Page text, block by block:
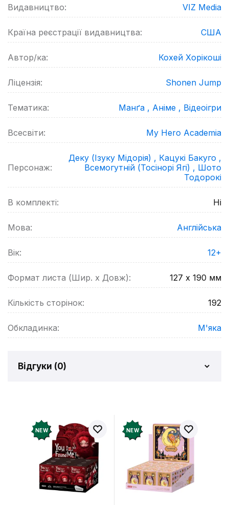
Видавництво: VIZ Media
Країна реєстрації видавництва: США
Автор/ка: Кохей Хорікоші
Ліцензія: Shonen Jump
Тематика: Манґа , Аніме , Відеоігри
Всесвіти: My Hero Academia
Персонаж:
Деку (Ізуку Мідорія) , Кацукі Бакуго ,
Всемогутній (Тосінорі Ягі) , Шото
Тодорокі
В комплекті: Ні
Мова: Англійська
Вік: 12+
Формат листа (Шир. х Довж): 127 х 190 мм
Кількість сторінок: 192
Обкладинка: М'яка
Відгуки (0)
Додайте відгук і отримайте 50 грн на свій
рахунок
Залишити відгук
NEW NEW